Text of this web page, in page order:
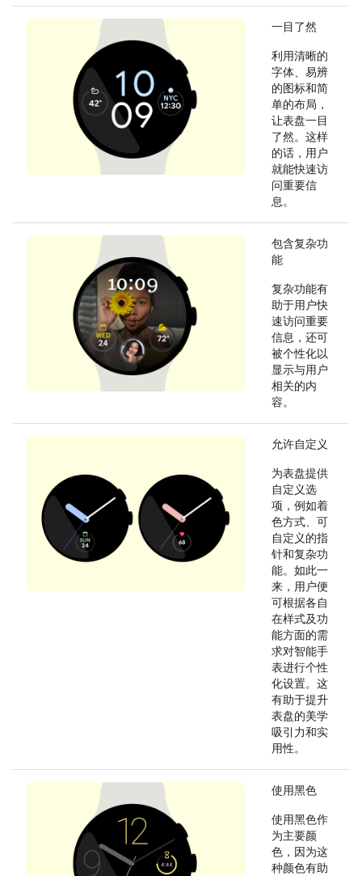
一目了然
利用清晰的
字体、易辨
的图标和简
单的布局，
让表盘一目
了然。这样
的话，用户
就能快速访
问重要信
息。
包含复杂功
能
复杂功能有
助于用户快
速访问重要
信息，还可
被个性化以
显示与用户
相关的内
容。
允许自定义
为表盘提供
自定义选
项，例如着
色方式、可
自定义的指
针和复杂功
能。如此一
来，用户便
可根据各自
在样式及功
能方面的需
求对智能手
表进行个性
化设置。这
有助于提升
表盘的美学
吸引力和实
用性。
使用黑色
使用黑色作
为主要颜
色，因为这
种颜色有助